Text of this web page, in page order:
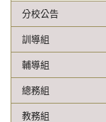
分校公告
訓導組
輔導組
總務組
教務組